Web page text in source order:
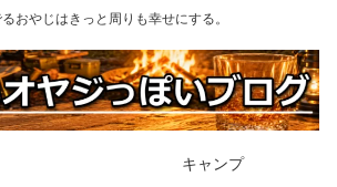
おやじはきっと周りも幸せにする。
キャンプ